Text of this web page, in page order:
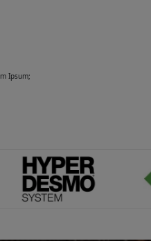
Ipsum;